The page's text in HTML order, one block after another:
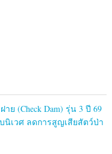
ย (Check Dam) รุ่น 3 ปี 69
เวศ ลดการสูญเสียสัตว์ป่า